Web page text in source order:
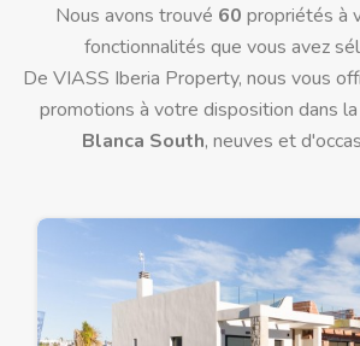
Nous avons trouvé 60 propriétés à
fonctionnalités que vous avez
De VIASS Iberia Property, nous vous
promotions à votre disposition dans
Blanca South, neuves et